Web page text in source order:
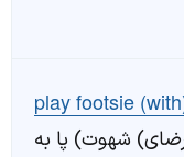
play footsie
شهوت) پا به